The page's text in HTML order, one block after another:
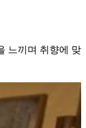
느끼며 취향에 맞